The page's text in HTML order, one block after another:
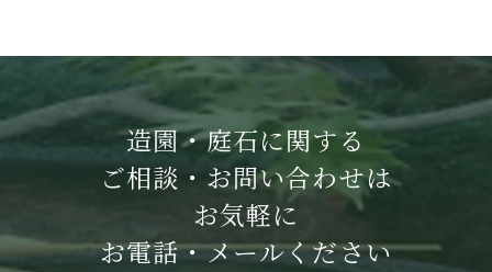
造園・庭石に関する
ご相談・お問い合わせは
お気軽に
お電話・メールください